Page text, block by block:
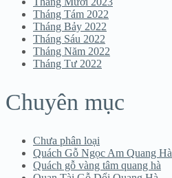
Tháng Tám 2022
Tháng Bảy 2022
Tháng Sáu 2022
Tháng Năm 2022
Tháng Tư 2022
Chuyên mục
Chưa phân loại
Quách Gỗ Ngọc Am Quang Hà
Quách gỗ vàng tâm quang hà